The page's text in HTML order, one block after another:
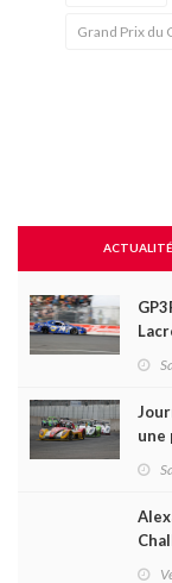
Grand Prix du
une